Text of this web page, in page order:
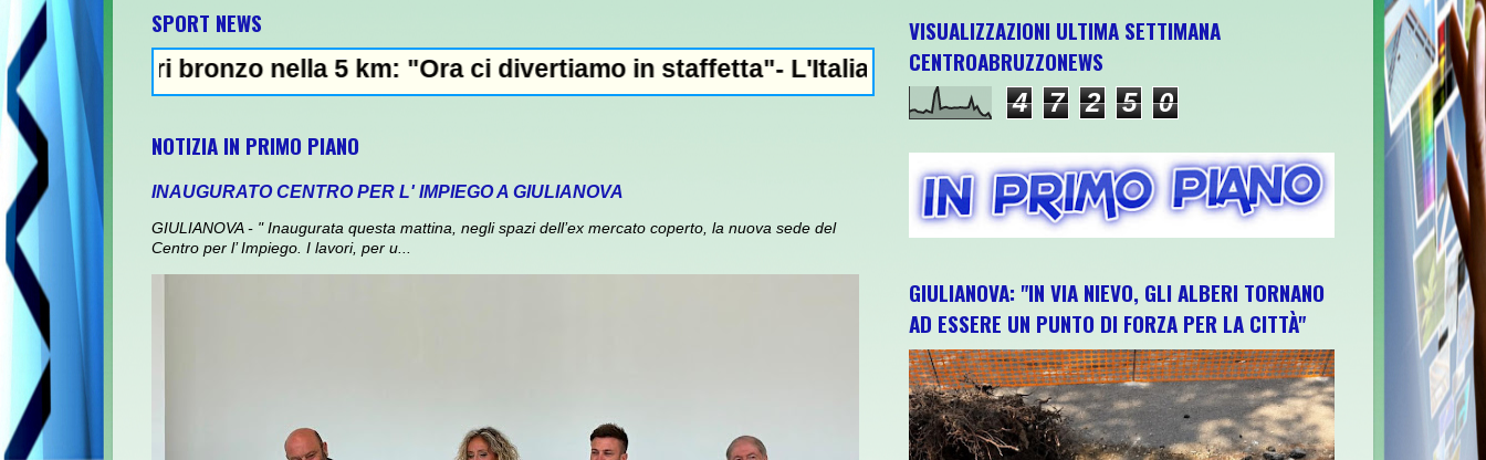
SPORT NEWS
nella 5 km: "Ora ci divertiamo in staffetta"- L'Italia U21 il 5 ottobre a Pescara l'ultima gara di qualificazione a
NOTIZIA IN PRIMO PIANO
INAUGURATO CENTRO PER L' IMPIEGO A GIULIANOVA
GIULIANOVA - " Inaugurata questa mattina, negli spazi dell’ex mercato coperto, la nuova sede del
Centro per l’ Impiego. I lavori, per u...
VISUALIZZAZIONI ULTIMA SETTIMANA
CENTROABRUZZONEWS
4 7 2 5 0
GIULIANOVA: "IN VIA NIEVO, GLI ALBERI TORNANO
AD ESSERE UN PUNTO DI FORZA PER LA CITTÀ"